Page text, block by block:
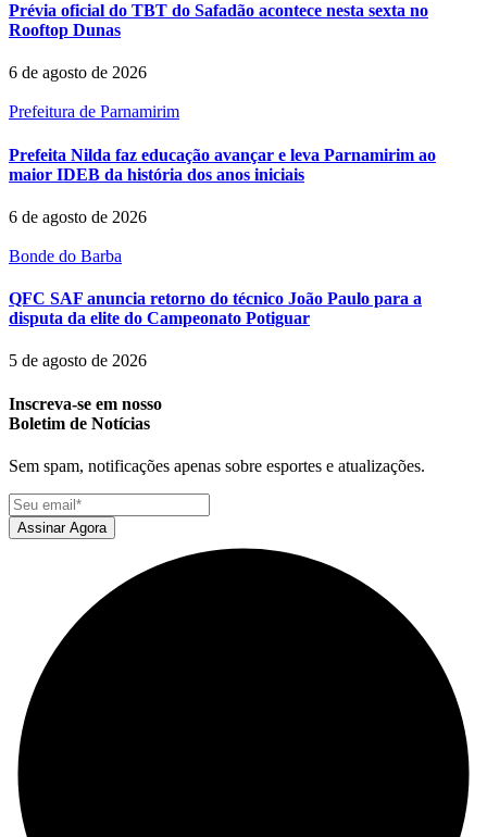
Prévia oficial do TBT do Safadão acontece nesta sexta no
Rooftop Dunas
6 de agosto de 2026
Prefeitura de Parnamirim
Prefeita Nilda faz educação avançar e leva Parnamirim ao
maior IDEB da história dos anos iniciais
6 de agosto de 2026
Bonde do Barba
QFC SAF anuncia retorno do técnico João Paulo para a
disputa da elite do Campeonato Potiguar
5 de agosto de 2026
Inscreva-se em nosso
Boletim de Notícias
Sem spam, notificações apenas sobre esportes e atualizações.
Assinar Agora